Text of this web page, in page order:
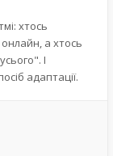
хтось
а хтось
І
адаптації.